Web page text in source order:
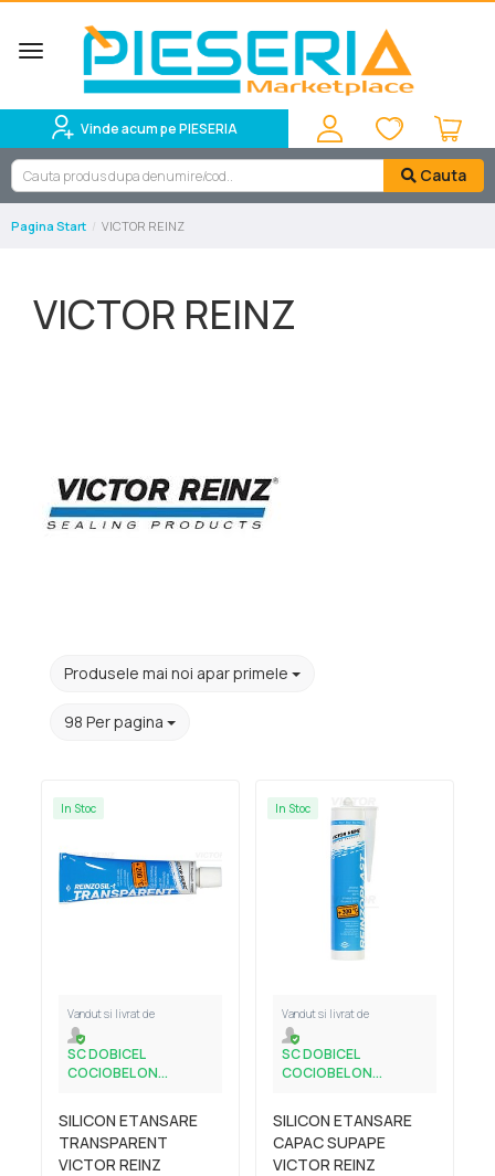
Toggle
navigation
Vinde acum pe PIESERIA
Cauta
Pagina Start VICTOR REINZ
VICTOR REINZ
Produsele mai noi apar primele
98 Per pagina
In Stoc
Vandut si livrat de
SC DOBICEL
COCIOBEL ON...
SILICON ETANSARE
TRANSPARENT
VICTOR REINZ
In Stoc
Vandut si livrat de
SC DOBICEL
COCIOBEL ON...
SILICON ETANSARE
CAPAC SUPAPE
VICTOR REINZ